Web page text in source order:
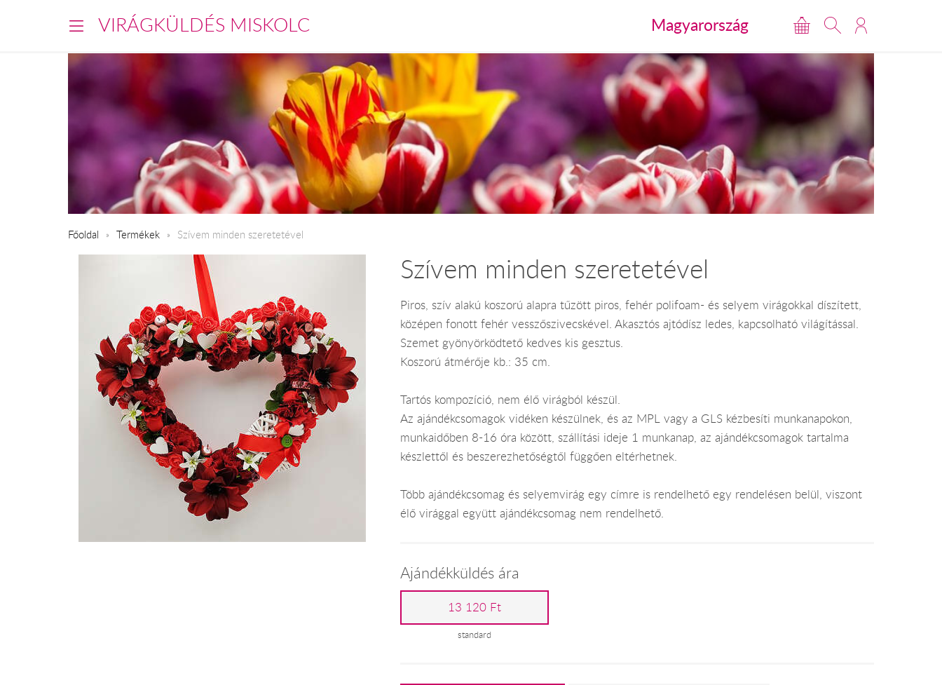
VIRÁGKÜLDÉS MISKOLC Magyarország
Főoldal Termékek Szívem minden szeretetével
Szívem minden szeretetével
Piros, szív alakú koszorú alapra tűzött piros, fehér polifoam- és selyem virágokkal díszített,
középen fonott fehér vesszőszivecskével. Akasztós ajtódísz ledes, kapcsolható világítással.
Szemet gyönyörködtető kedves kis gesztus.
Koszorú átmérője kb.: 35 cm.
Tartós kompozíció, nem élő virágból készül.
Az ajándékcsomagok vidéken készülnek, és az MPL vagy a GLS kézbesíti munkanapokon,
munkaidőben 8-16 óra között, szállítási ideje 1 munkanap, az ajándékcsomagok tartalma
készlettől és beszerezhetőségtől függően eltérhetnek.
Több ajándékcsomag és selyemvirág egy címre is rendelhető egy rendelésen belül, viszont
élő virággal együtt ajándékcsomag nem rendelhető.
Ajándékküldés ára
13 120 Ft
standard